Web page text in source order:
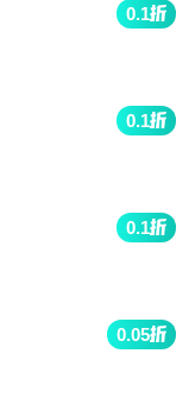
0.1
0.1
0.1
0.05